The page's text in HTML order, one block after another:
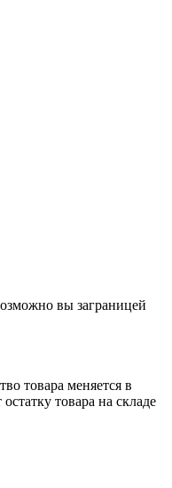
вы заграницей
товара меняется в
товара на складе